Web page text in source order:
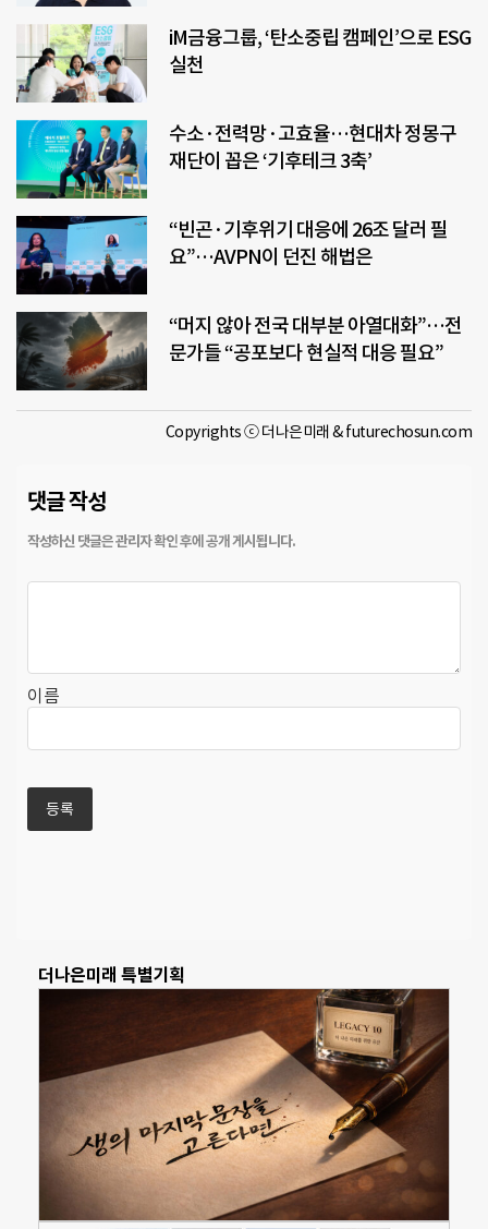
iM금융그룹, ‘탄소중립 캠페인’으로 ESG
실천
수소·전력망·고효율…현대차 정몽구
재단이 꼽은 ‘기후테크 3축’
“빈곤·기후위기 대응에 26조 달러 필
요”…AVPN이 던진 해법은
“머지 않아 전국 대부분 아열대화”…전
문가들 “공포보다 현실적 대응 필요”
Copyrights ⓒ 더나은미래 & futurechosun.com
댓글 작성
이름
더나은미래 특별기획